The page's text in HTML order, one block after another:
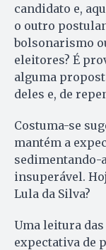
candidato e,
o outro
bolsonarismo
eleitores? É
alguma
deles e, de
Costuma-se
mantém a
sedimentando-
insuperável.
Lula da Silva?
Uma leitura
expectativa de